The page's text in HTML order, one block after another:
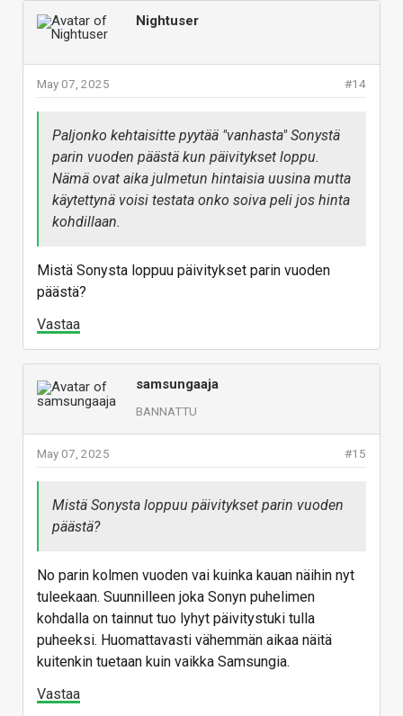
Nightuser
#14
May 07, 2025
Paljonko kehtaisitte pyytää "vanhasta" Sonystä
parin vuoden päästä kun päivitykset loppu.
Nämä ovat aika julmetun hintaisia uusina mutta
käytettynä voisi testata onko soiva peli jos hinta
kohdillaan.
Mistä Sonysta loppuu päivitykset parin vuoden
päästä?
Vastaa
samsungaaja
BANNATTU
#15
May 07, 2025
Mistä Sonysta loppuu päivitykset parin vuoden
päästä?
No parin kolmen vuoden vai kuinka kauan näihin nyt
tuleekaan. Suunnilleen joka Sonyn puhelimen
kohdalla on tainnut tuo lyhyt päivitystuki tulla
puheeksi. Huomattavasti vähemmän aikaa näitä
kuitenkin tuetaan kuin vaikka Samsungia.
Vastaa